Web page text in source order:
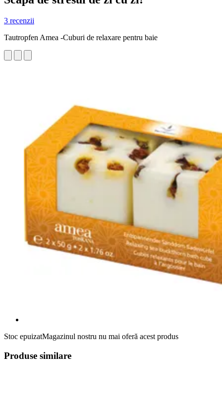
3 recenzii
Tautropfen Amea -Cuburi de relaxare pentru baie
Stoc epuizatMagazinul nostru nu mai oferă acest produs
Produse similare